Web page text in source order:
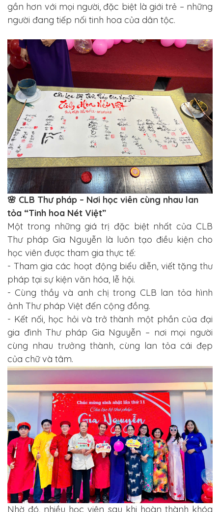
gần hơn với mọi người, đặc biệt là giới trẻ – những
người đang tiếp nối tinh hoa của dân tộc.
🌸 CLB Thư pháp – Nơi học viên cùng nhau lan
tỏa “Tinh hoa Nét Việt”
Một trong những giá trị đặc biệt nhất của CLB
Thư pháp Gia Nguyễn là luôn tạo điều kiện cho
học viên được tham gia thực tế:
- Tham gia các hoạt động biểu diễn, viết tặng thư
pháp tại sự kiện văn hóa, lễ hội.
- Cùng thầy và anh chị trong CLB lan tỏa hình
ảnh Thư pháp Việt đến cộng đồng.
- Kết nối, học hỏi và trở thành một phần của đại
gia đình Thư pháp Gia Nguyễn – nơi mọi người
cùng nhau trưởng thành, cùng lan tỏa cái đẹp
của chữ và tâm.
Nhờ đó, nhiều học viên sau khi hoàn thành khóa